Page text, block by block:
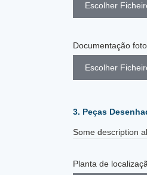
Escolher
Documentação
Escolher
3. Peças
Some description